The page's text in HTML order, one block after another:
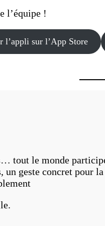
l’équipe !
l’appli sur l’App Store
tout le monde
un geste concret pour